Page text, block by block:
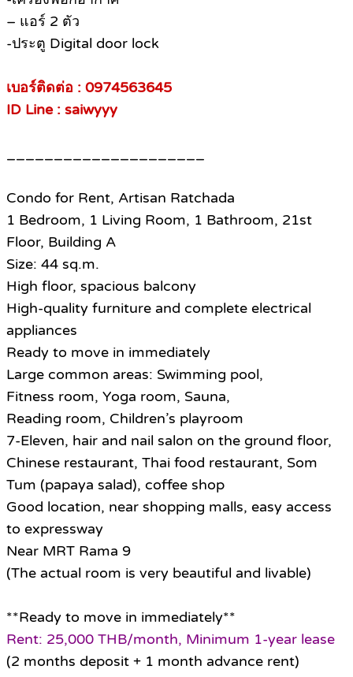
– แอร์ 2 ตัว
-ประตู Digital door lock
เบอร์ติดต่อ : 0974563645
ID Line : saiwyyy
Condo for Rent, Artisan Ratchada
1 Bedroom, 1 Living Room, 1 Bathroom, 21st
Floor, Building A
Size: 44 sq.m.
High floor, spacious balcony
High-quality furniture and complete electrical
appliances
Ready to move in immediately
Large common areas: Swimming pool,
Fitness room, Yoga room, Sauna,
Reading room, Children’s playroom
7-Eleven, hair and nail salon on the ground floor,
Chinese restaurant, Thai food restaurant, Som
Tum (papaya salad), coffee shop
Good location, near shopping malls, easy access
to expressway
Near MRT Rama 9
(The actual room is very beautiful and livable)
**Ready to move in immediately**
Rent: 25,000 THB/month, Minimum 1-year lease
(2 months deposit + 1 month advance rent)